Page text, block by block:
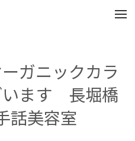
ガニックカラ
います 長堀橋
美容室
t